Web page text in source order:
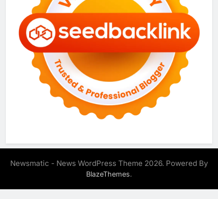
Newsmatic - News WordPress Theme 2026. Powered By
BlazeThemes.